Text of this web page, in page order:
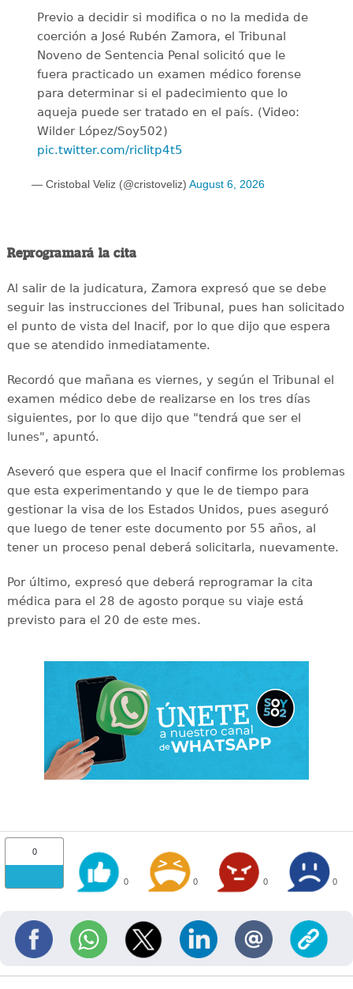
Previo a decidir si modifica o no la medida de
coerción a José Rubén Zamora, el Tribunal
Noveno de Sentencia Penal solicitó que le
fuera practicado un examen médico forense
para determinar si el padecimiento que lo
aqueja puede ser tratado en el país. (Video:
Wilder López/Soy502)
pic.twitter.com/ricIitp4t5
— Cristobal Veliz (@cristoveliz) August 6, 2026
Reprogramará la cita
Al salir de la judicatura, Zamora expresó que se debe
seguir las instrucciones del Tribunal, pues han solicitado
el punto de vista del Inacif, por lo que dijo que espera
que se atendido inmediatamente.
Recordó que mañana es viernes, y según el Tribunal el
examen médico debe de realizarse en los tres días
siguientes, por lo que dijo que "tendrá que ser el
lunes", apuntó.
Aseveró que espera que el Inacif confirme los problemas
que esta experimentando y que le de tiempo para
gestionar la visa de los Estados Unidos, pues aseguró
que luego de tener este documento por 55 años, al
tener un proceso penal deberá solicitarla, nuevamente.
Por último, expresó que deberá reprogramar la cita
médica para el 28 de agosto porque su viaje está
previsto para el 20 de este mes.
0
0 0 0 0